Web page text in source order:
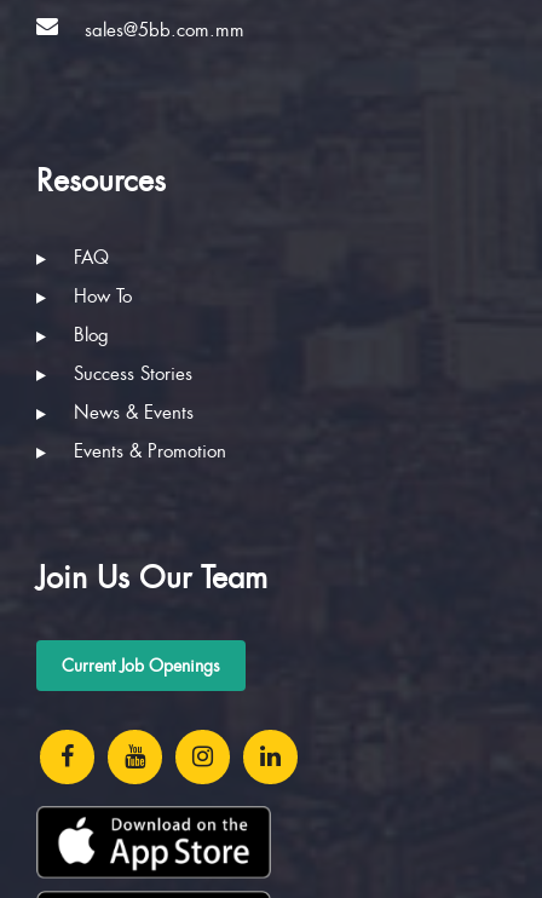
sales@5bb.com.mm
Resources
FAQ
How To
Blog
Success Stories
News & Events
Events & Promotion
Join Us Our Team
Current Job Openings